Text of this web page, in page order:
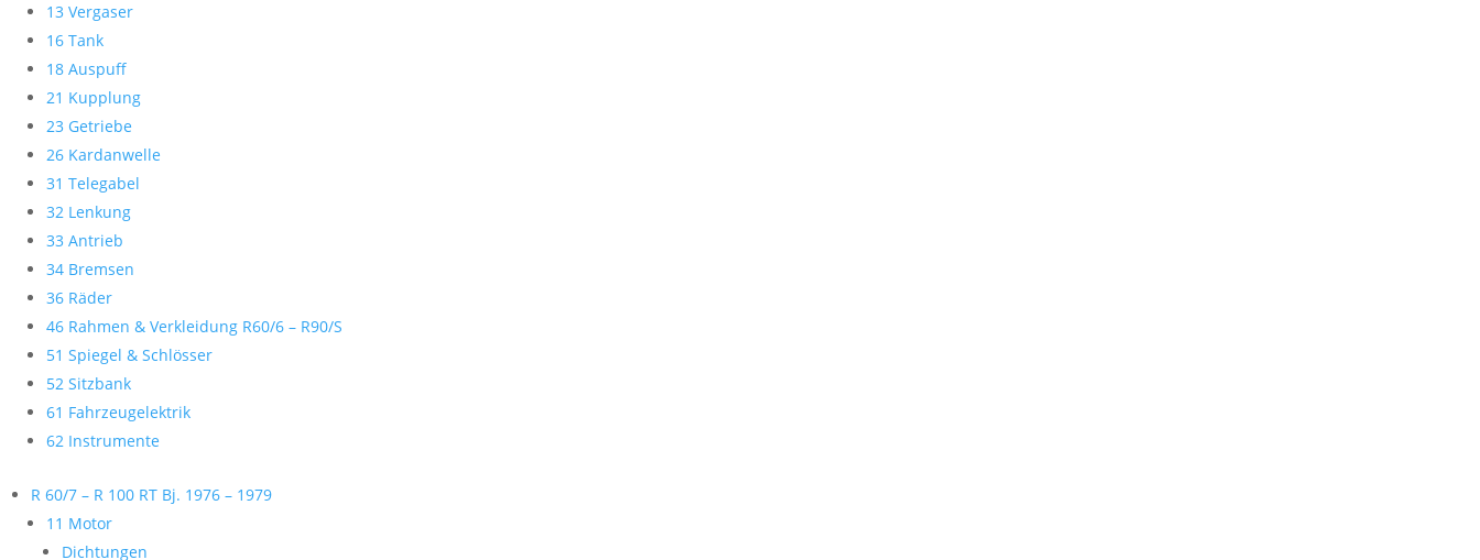
13 Vergaser
16 Tank
18 Auspuff
21 Kupplung
23 Getriebe
26 Kardanwelle
31 Telegabel
32 Lenkung
33 Antrieb
34 Bremsen
36 Räder
46 Rahmen & Verkleidung R60/6 – R90/S
51 Spiegel & Schlösser
52 Sitzbank
61 Fahrzeugelektrik
62 Instrumente
R 60/7 – R 100 RT Bj. 1976 – 1979
11 Motor
Dichtungen